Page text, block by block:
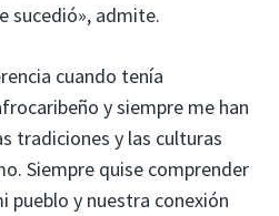
sucedió», admite.
cuando tenía
y siempre me han
tradiciones y las culturas
Siempre quise comprender
pueblo y nuestra conexión